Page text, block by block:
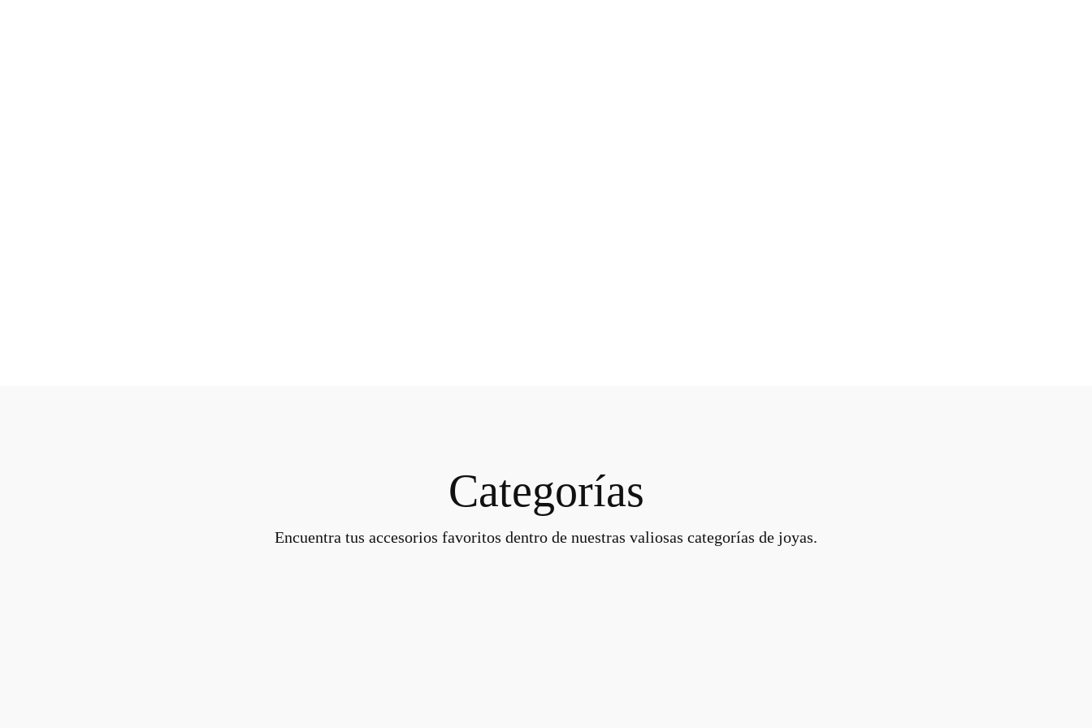
Categorías
Encuentra tus accesorios favoritos dentro de nuestras valiosas categorías de joyas.